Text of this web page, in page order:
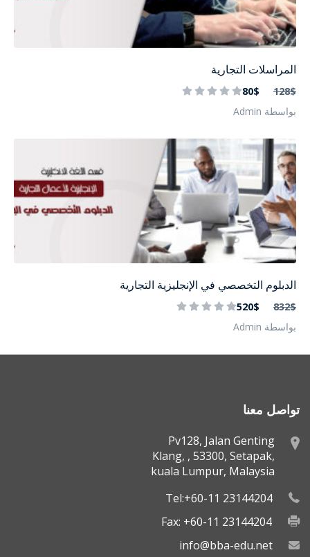
المراسلات التجارية
128$
80$
بواسطة Admin
الدبلوم التخصصي في الإنجليزية التجارية
832$
520$
بواسطة Admin
تواصل معنا
Pv128, Jalan Genting
Klang, , 53300, Setapak,
kuala Lumpur, Malaysia
Tel:+60-11 23144204
Fax: +60-11 23144204
info@bba-edu.net